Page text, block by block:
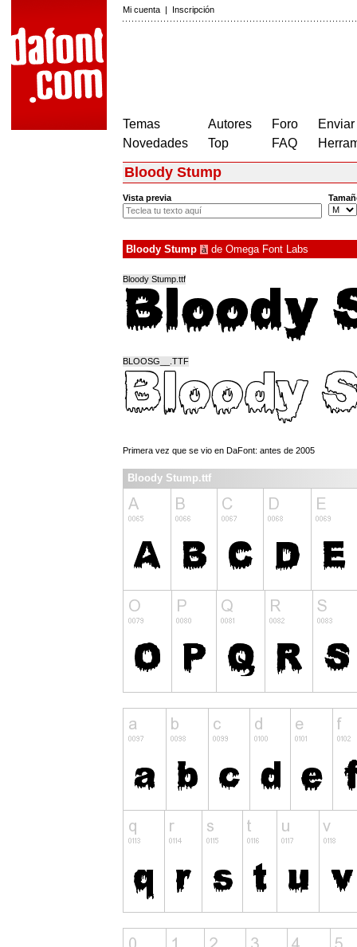
Mi cuenta | Inscripción
Temas
Novedades
Autores
Top
Foro
FAQ
Bloody Stump
Vista previa
Bloody Stump à de Omega Font Labs
Bloody Stump.ttf
BLOOSG__.TTF
Primera vez que se vio en DaFont: antes de 2005
Bloody Stump.ttf